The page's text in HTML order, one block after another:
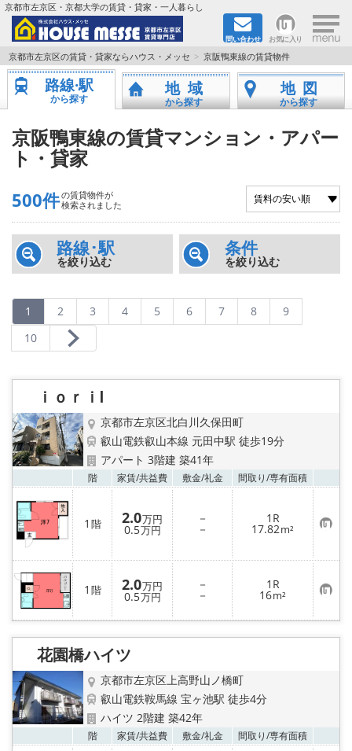
京都市左京区・京都大学の賃貸・貸家・一人暮らし
問い合わせ お気に入り ×
TOPページ
地図から検索
地域から検索
京都大学＆京都芸術大学生さんに
書類DL & 入居者さまへ
家族で住むならマンション？賃家？
ペット相談OKの賃貸！
特選物件
ハウスメーカー施工特集！
路線·駅から探す
IT重説について
スタッフ紹介
賃貸管理の北白川店
店舗情報·アクセス
会社概要
メールでお問い合わせ
京都市左京区の賃貸・貸家ならハウス・メッセ 京阪鴨東線の賃貸物件
路線·駅
から探す
地域
から探す
地図
から探す
京阪鴨東線の賃貸マンション・アパー
ト・貸家
500件の賃貸物件が
検索されました
路線･駅
を絞り込む
条件
を絞り込む
1 2 3 4 5 6 7 8
9
10
ｉｏｒｉⅠ
京都市左京区北白川久保田町
叡山電鉄叡山本線 元田中駅 徒歩19分
アパート 3階建 築41年
階 家賃/共益費 敷金/礼金 間取り/専有面積
1 階 2.0万円
0.5万円
－
－
1R
17.82m² お
気
に
入
り
登
録
1 階 2.0万円
0.5万円
－
－
1R
16m² お
気
に
り
花園橋ハイツ
京都市左京区上高野山ノ橋町
叡山電鉄鞍馬線 宝ヶ池駅 徒歩4分
ハイツ 2階建 築42年
階 家賃/共益費 敷金/礼金 間取り/専有面積